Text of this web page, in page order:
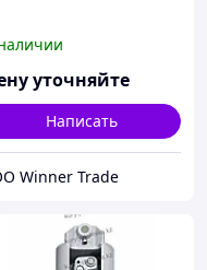
уточняйте
Написать
Winner Trade